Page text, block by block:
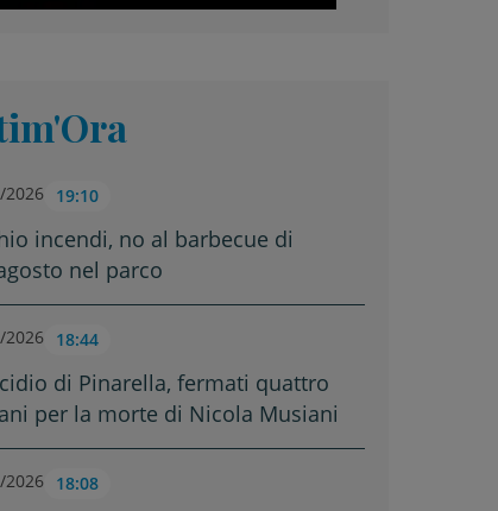
19:10
incendi, no al barbecue di
nel parco
18:44
di Pinarella, fermati quattro
per la morte di Nicola Musiani
18:08